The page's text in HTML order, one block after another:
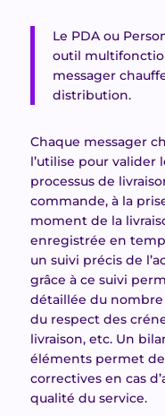
Le PDA ou
outil
messager
distribution.
Chaque messager
l’utilise pour valider
processus de
commande, à la
moment de la
enregistrée en
un suivi précis de
grâce à ce suivi
détaillée du nombre
du respect des
livraison, etc. Un
éléments permet
correctives en cas
qualité du service.